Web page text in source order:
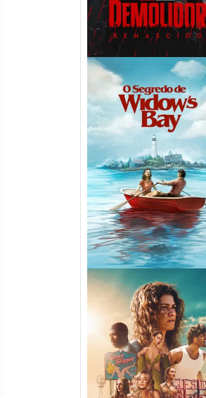
O Segredo de Widow’s
1ª Temporada Torrent
WEB-DL 1080p Dual
Euphoria 3ª
Torrent (2026) WEB-DL
Dual Áudio